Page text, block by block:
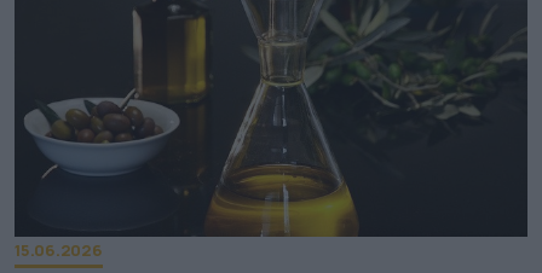
15.06.2026